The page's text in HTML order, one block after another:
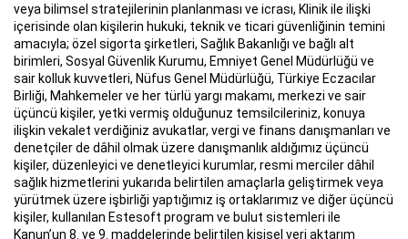
veya bilimsel stratejilerinin planlanması ve icrası, Klinik ile ilişki
içerisinde olan kişilerin hukuki, teknik ve ticari güvenliğinin temini
amacıyla; özel sigorta şirketleri, Sağlık Bakanlığı ve bağlı alt
birimleri, Sosyal Güvenlik Kurumu, Emniyet Genel Müdürlüğü ve
sair kolluk kuvvetleri, Nüfus Genel Müdürlüğü, Türkiye Eczacılar
Birliği, Mahkemeler ve her türlü yargı makamı, merkezi ve sair
üçüncü kişiler, yetki vermiş olduğunuz temsilcileriniz, konuya
ilişkin vekalet verdiğiniz avukatlar, vergi ve finans danışmanları ve
denetçiler de dâhil olmak üzere danışmanlık aldığımız üçüncü
kişiler, düzenleyici ve denetleyici kurumlar, resmi merciler dâhil
sağlık hizmetlerini yukarıda belirtilen amaçlarla geliştirmek veya
yürütmek üzere işbirliği yaptığımız iş ortaklarımız ve diğer üçüncü
kişiler, kullanılan Estesoft program ve bulut sistemleri ile
Kanun’un 8. ve 9. maddelerinde belirtilen kişisel veri aktarım